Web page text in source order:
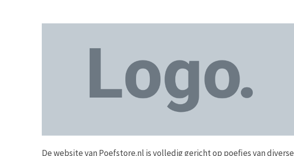
De website van Poefstore.nl is volledig gericht op poefjes van diverse